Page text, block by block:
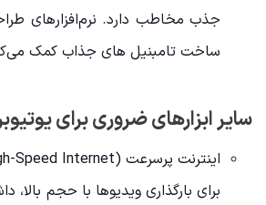
جذب مخاطب دارد. نرم‌افزارهای
ساخت تامبنیل ‌های جذاب کمک
سایر ابزارهای ضروری برای
اینترنت پرسرعت (High-Speed Internet):
برای بارگذاری ویدیوها با حجم